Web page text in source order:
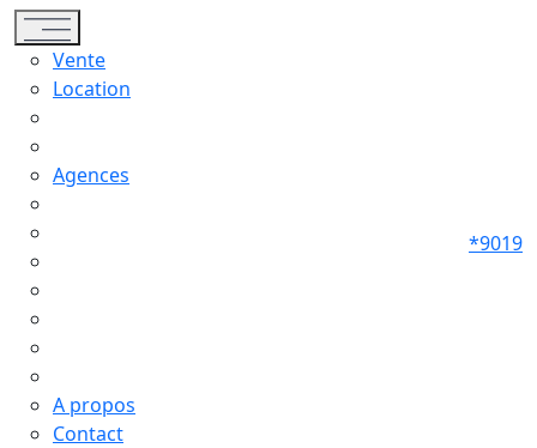
Toggle navigation
Vente
Location
Agences
A propos
Contact
*9019